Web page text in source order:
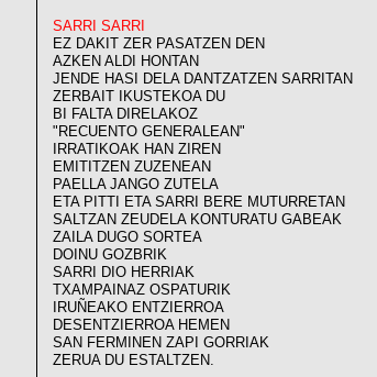
SARRI SARRI
EZ DAKIT ZER PASATZEN DEN
AZKEN ALDI HONTAN
JENDE HASI DELA DANTZATZEN SARRITAN
ZERBAIT IKUSTEKOA DU
BI FALTA DIRELAKOZ
"RECUENTO GENERALEAN"
IRRATIKOAK HAN ZIREN
EMITITZEN ZUZENEAN
PAELLA JANGO ZUTELA
ETA PITTI ETA SARRI BERE MUTURRETAN
SALTZAN ZEUDELA KONTURATU GABEAK
ZAILA DUGO SORTEA
DOINU GOZBRIK
SARRI DIO HERRIAK
TXAMPAINAZ OSPATURIK
IRUÑEAKO ENTZIERROA
DESENTZIERROA HEMEN
SAN FERMINEN ZAPI GORRIAK
ZERUA DU ESTALTZEN.